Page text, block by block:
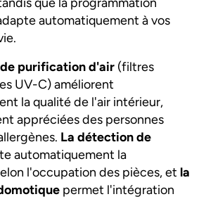
automatiquement à vos
purification d'air (filtres
UV-C) améliorent
la qualité de l'air intérieur,
appréciées des personnes
La détection de
automatiquement la
l'occupation des pièces, et la
permet l'intégration